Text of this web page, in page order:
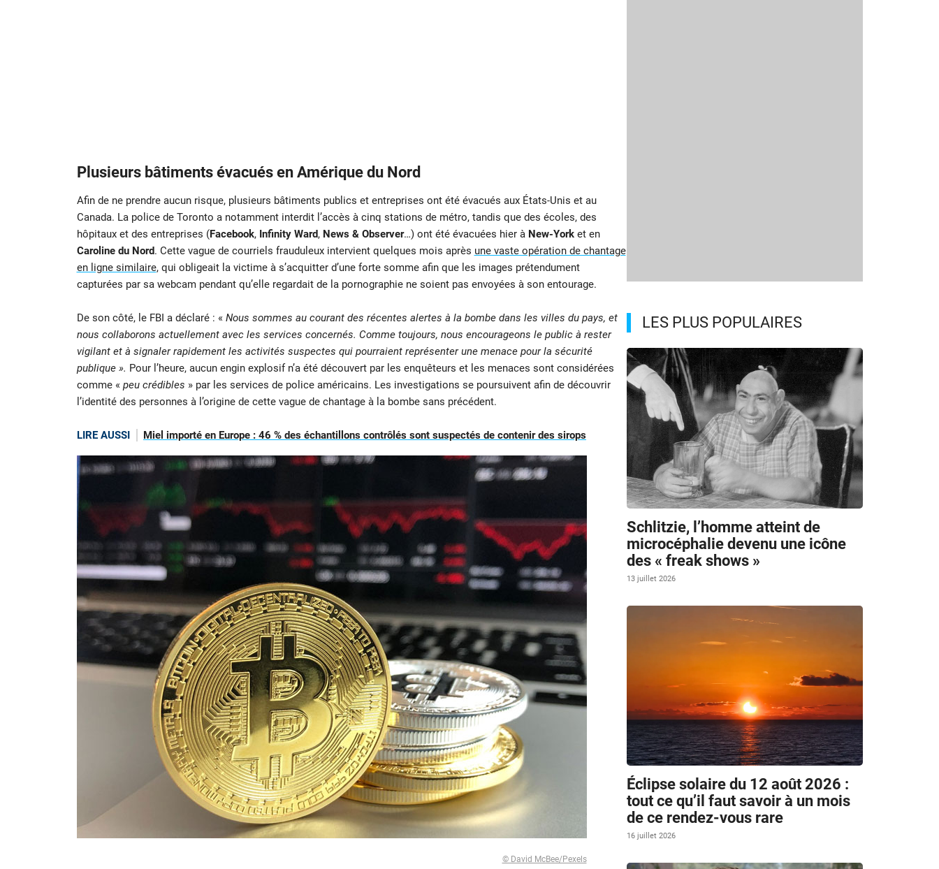
Plusieurs bâtiments évacués en Amérique du Nord
Afin de ne prendre aucun risque, plusieurs bâtiments publics et entreprises ont été évacués aux États-Unis et au
Canada. La police de Toronto a notamment interdit l’accès à cinq stations de métro, tandis que des écoles, des
hôpitaux et des entreprises (Facebook, Infinity Ward, News & Observer…) ont été évacuées hier à New-Yorket en
Caroline du Nord. Cette vague de courriels frauduleux intervient quelques mois après une vaste opération de chantage
en ligne similaire, qui obligeait la victime à s’acquitter d’une forte somme afin que les images prétendument
capturées par sa webcam pendant qu’elle regardait de la pornographie ne soient pas envoyées à son entourage.
De son côté, le FBI a déclaré : « Nous sommes au courant des récentes alertes à la bombe dans les villes du pays, et
nous collaborons actuellement avec les services concernés. Comme toujours, nous encourageons le public à rester
vigilant et à signaler rapidement les activités suspectes qui pourraient représenter une menace pour la sécurité
publique ». Pour l’heure, aucun engin explosif n’a été découvert par les enquêteurs et les menaces sont considérées
comme « peu crédibles » par les services de police américains. Les investigations se poursuivent afin de découvrir
l’identité des personnes à l’origine de cette vague de chantage à la bombe sans précédent.
LIRE AUSSI Miel importé en Europe : 46 % des échantillons contrôlés sont suspectés de contenir des sirops
© David McBee/Pexels
LES PLUS POPULAIRES
Schlitzie, l’homme atteint de
microcéphalie devenu une icône
des « freak shows »
13 juillet 2026
Éclipse solaire du 12 août 2026 :
tout ce qu’il faut savoir à un mois
de ce rendez-vous rare
16 juillet 2026